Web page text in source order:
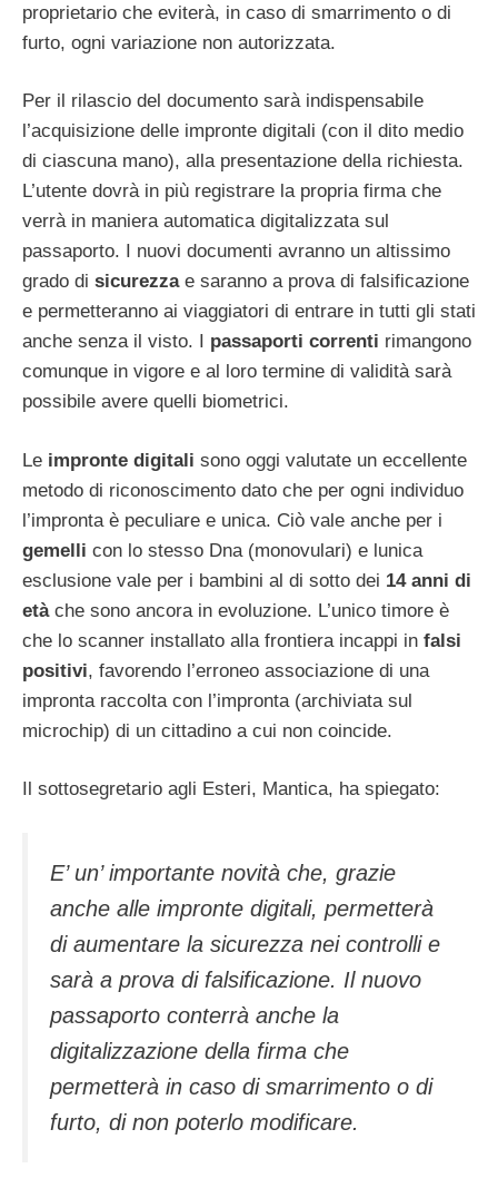
proprietario che eviterà, in caso di smarrimento o di
furto, ogni variazione non autorizzata.
Per il rilascio del documento sarà indispensabile
l’acquisizione delle impronte digitali (con il dito medio
di ciascuna mano), alla presentazione della richiesta.
L’utente dovrà in più registrare la propria firma che
verrà in maniera automatica digitalizzata sul
passaporto. I nuovi documenti avranno un altissimo
grado di sicurezza e saranno a prova di falsificazione
e permetteranno ai viaggiatori di entrare in tutti gli stati
anche senza il visto. I passaporti correnti rimangono
comunque in vigore e al loro termine di validità sarà
possibile avere quelli biometrici.
Le impronte digitali sono oggi valutate un eccellente
metodo di riconoscimento dato che per ogni individuo
l’impronta è peculiare e unica. Ciò vale anche per i
gemelli con lo stesso Dna (monovulari) e lunica
esclusione vale per i bambini al di sotto dei 14 anni di
etàche sono ancora in evoluzione. L’unico timore è
che lo scanner installato alla frontiera incappi in falsi
positivi, favorendo l’erroneo associazione di una
impronta raccolta con l’impronta (archiviata sul
microchip) di un cittadino a cui non coincide.
Il sottosegretario agli Esteri, Mantica, ha spiegato:
E’ un’ importante novità che, grazie
anche alle impronte digitali, permetterà
di aumentare la sicurezza nei controlli e
sarà a prova di falsificazione. Il nuovo
passaporto conterrà anche la
digitalizzazione della firma che
permetterà in caso di smarrimento o di
furto, di non poterlo modificare.